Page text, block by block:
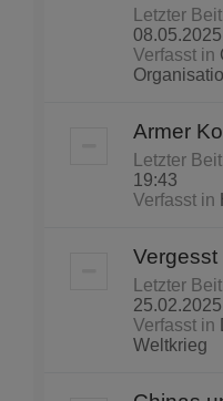
Letzter
Verfasst in
Armer
Letzter
19:43
Verfasst in
Letzter
Verfasst in
Weltkrieg